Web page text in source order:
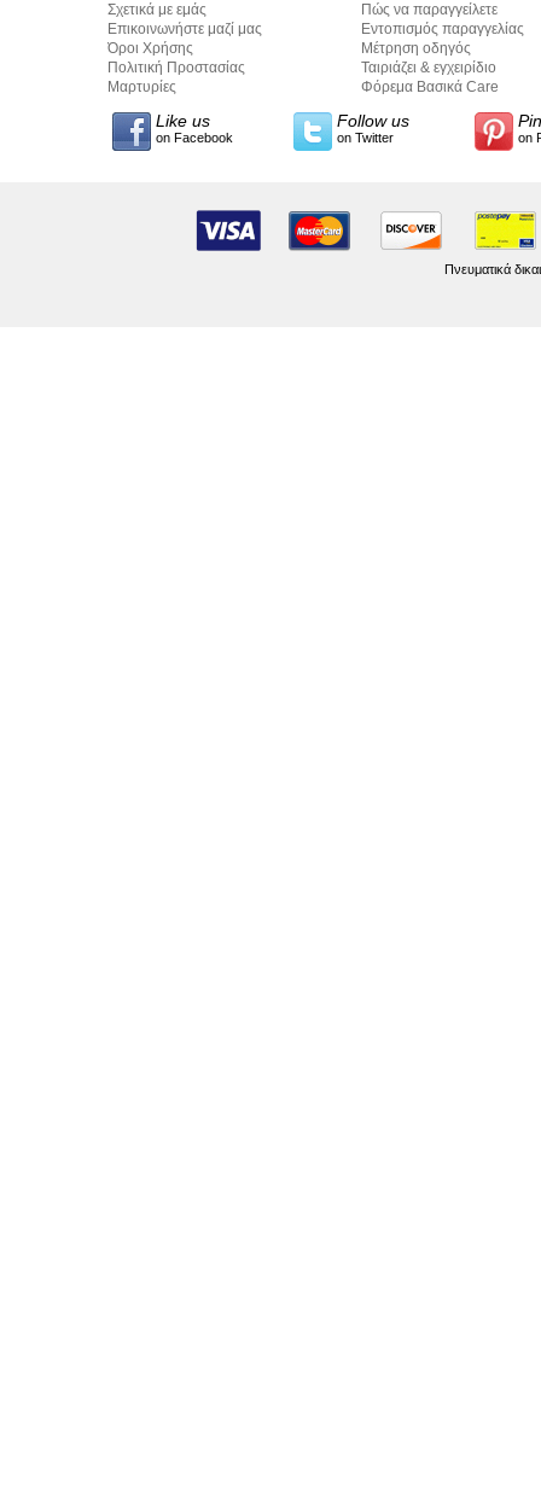
Σχετικά με εμάς
Επικοινωνήστε μαζί μας
Όροι Χρήσης
Πολιτική Προστασίας
Προσωπικών Δεδομένων
Μαρτυρίες
Πώς να παραγγείλετε
Εντοπισμός παραγγελίας
Μέτρηση οδηγός
Ταιριάζει & εγχειρίδιο
σύνταξης κειμένων
Φόρεμα Βασικά Care
Like us
on Facebook
Follow us
on Twitter on
Πνευματικά